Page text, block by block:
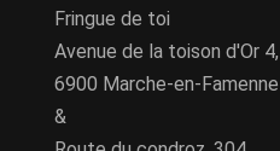
Fringue de toi
Avenue de la toison d'Or 4,
6900 Marche-en-Famenne
&